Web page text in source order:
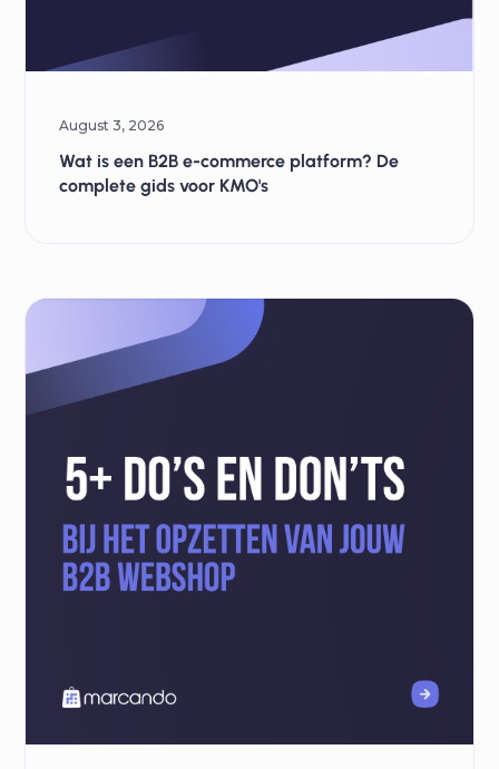
August 3, 2026
Wat is een B2B e-commerce platform? De
complete gids voor KMO's